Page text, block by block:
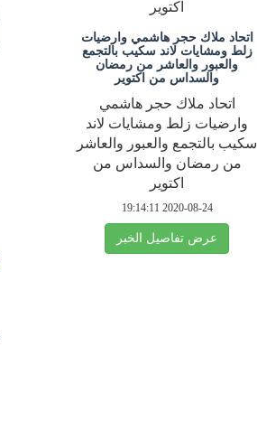
اتحاد ملاك حجر هاشمي وارضيات
زلط ومشايات لاند سكيب بالتجمع
والعبور والعاشر من رمضان
والسداس من اكتوير
اتحاد ملاك حجر هاشمي
وارضيات زلط ومشايات لاند
سكيب بالتجمع والعبور والعاشر
من رمضان والسداس من
اكتوير
2020-08-24 19:14:11
عرض تفاصيل الخبر